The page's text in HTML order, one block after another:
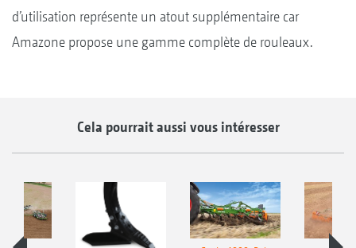
d’utilisation représente un atout supplémentaire car
Amazone propose une gamme complète de rouleaux.
Cela pourrait aussi vous intéresser